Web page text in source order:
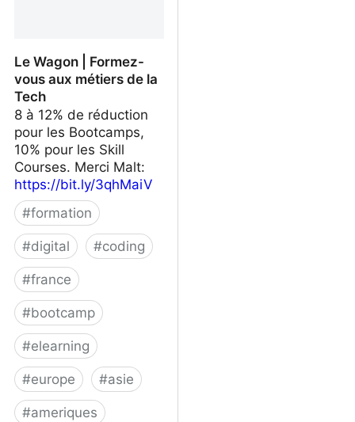
Le Wagon | Formez-
vous aux métiers de la
Tech
8 à 12% de réduction
pour les Bootcamps,
10% pour les Skill
Courses. Merci Malt:
https://bit.ly/3qhMaiV
#formation
#digital #coding
#france
#bootcamp
#elearning
#europe #asie
#ameriques